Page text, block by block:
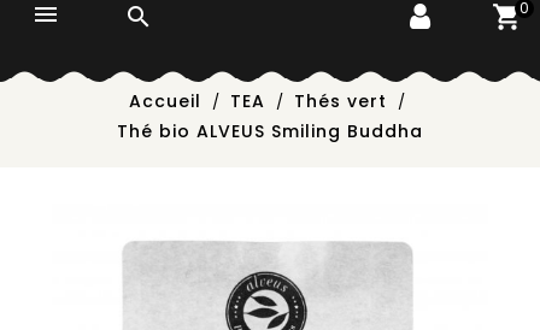
  0
Accueil TEA
Thés vert
Thé bio ALVEUS Smiling Buddha